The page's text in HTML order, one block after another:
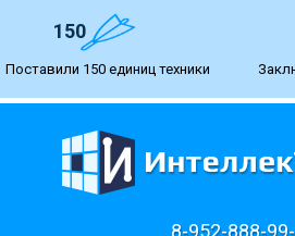
150
Поставили 150 единиц техники
8-952-888-